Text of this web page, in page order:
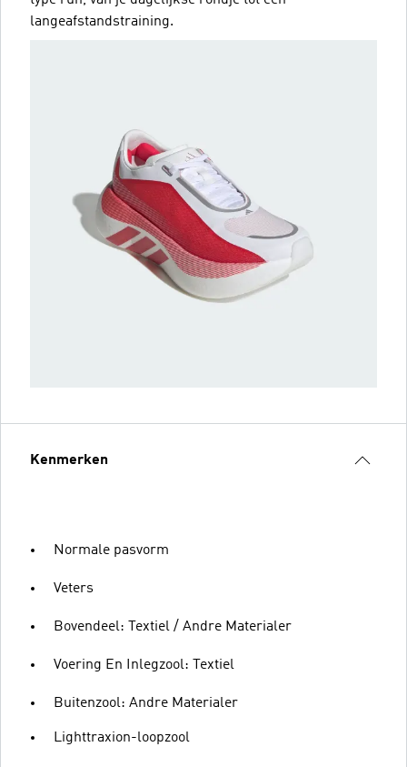
langeafstandstraining.
Kenmerken
Normale pasvorm
Veters
Bovendeel: Textiel / Andre Materialer
Voering En Inlegzool: Textiel
Buitenzool: Andre Materialer
Lighttraxion-loopzool